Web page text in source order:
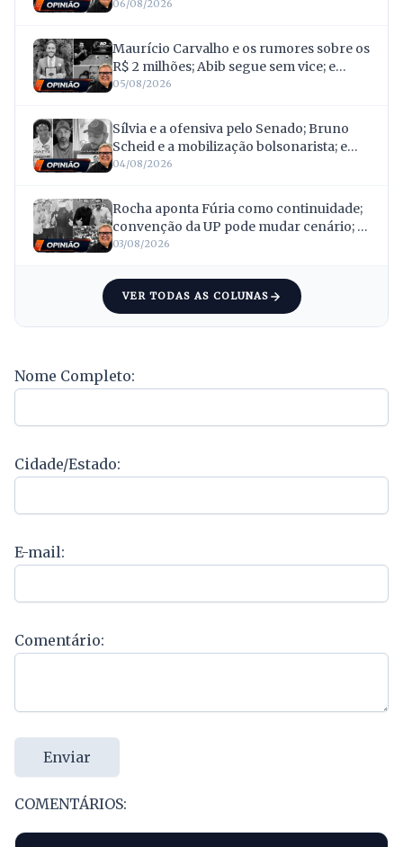
Tezzari escapa
06/08/2026
Maurício Carvalho e os rumores sobre os
R$ 2 milhões; Abib segue sem vice; e
Samuel articula rearranjo com o PDT
05/08/2026
Sílvia e a ofensiva pelo Senado; Bruno
Scheid e a mobilização bolsonarista; e
Follador e a quebra de confiança com
04/08/2026
Rocha aponta Fúria como continuidade;
convenção da UP pode mudar cenário; e
caravanas mostram força
03/08/2026
VER TODAS AS COLUNAS
Nome Completo:
Cidade/Estado:
E-mail:
Comentário:
Enviar
COMENTÁRIOS: